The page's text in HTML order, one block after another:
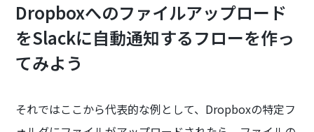
Dropboxへのファイルアップロード
をSlackに自動通知するフローを作っ
てみよう
それではここから代表的な例として、Dropboxの特定フ